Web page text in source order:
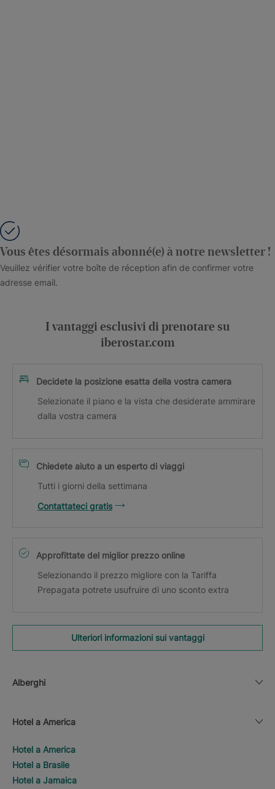
Vous êtes désormais abonné(e) à notre newsletter !
Veuillez vérifier votre boîte de réception afin de confirmer votre
adresse email.
I vantaggi esclusivi di prenotare su
iberostar.com
Decidete la posizione esatta della vostra camera
Selezionate il piano e la vista che desiderate ammirare
dalla vostra camera
Chiedete aiuto a un esperto di viaggi
Tutti i giorni della settimana
Contattateci gratis
Approfittate del miglior prezzo online
Selezionando il prezzo migliore con la Tariffa
Prepagata potrete usufruire di uno sconto extra
Ulteriori informazioni sui vantaggi
Alberghi
Hotel a America
Hotel a America
Hotel a Brasile
Hotel a Jamaica